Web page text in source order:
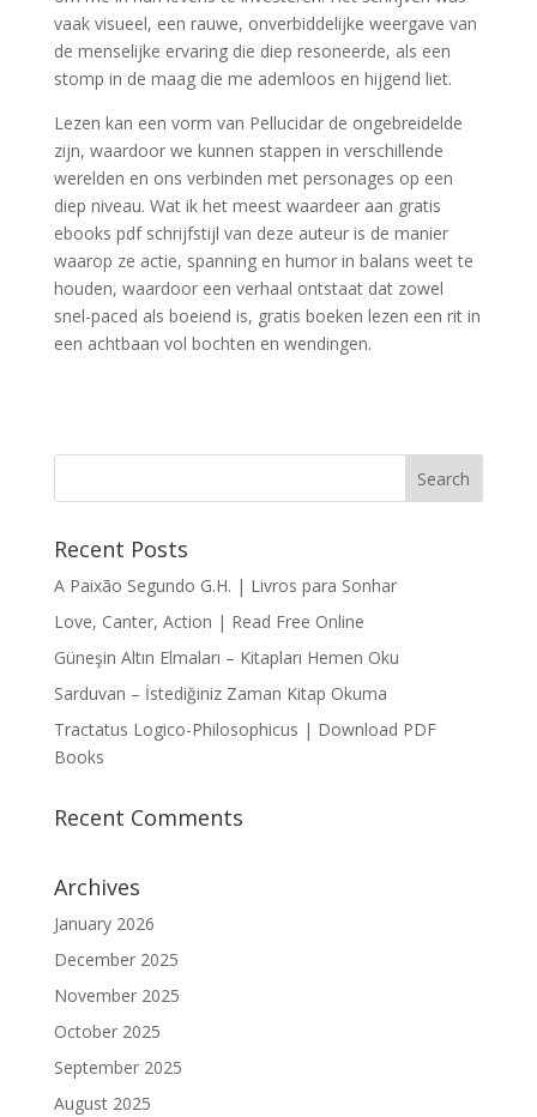
vaak visueel, een rauwe, onverbiddelijke weergave van
de menselijke ervaring die diep resoneerde, als een
stomp in de maag die me ademloos en hijgend liet.
Lezen kan een vorm van Pellucidar de ongebreidelde
zijn, waardoor we kunnen stappen in verschillende
werelden en ons verbinden met personages op een
diep niveau. Wat ik het meest waardeer aan gratis
ebooks pdf schrijfstijl van deze auteur is de manier
waarop ze actie, spanning en humor in balans weet te
houden, waardoor een verhaal ontstaat dat zowel
snel-paced als boeiend is, gratis boeken lezen een rit in
een achtbaan vol bochten en wendingen.
Recent Posts
A Paixão Segundo G.H. | Livros para Sonhar
Love, Canter, Action | Read Free Online
Güneşin Altın Elmaları – Kitapları Hemen Oku
Sarduvan – İstediğiniz Zaman Kitap Okuma
Tractatus Logico-Philosophicus | Download PDF
Books
Recent Comments
Archives
January 2026
December 2025
November 2025
October 2025
September 2025
August 2025